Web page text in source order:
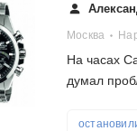
Москва
На часах
думал